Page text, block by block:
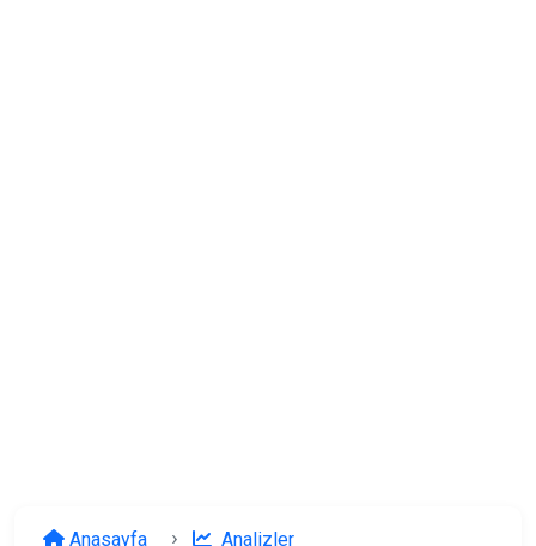
Anasayfa
Analizler